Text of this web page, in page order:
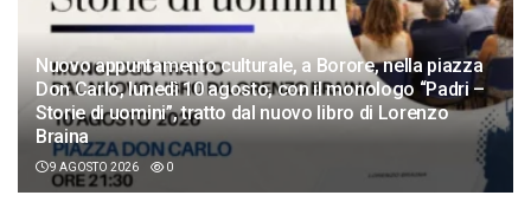
Nuovo appuntamento culturale, a Borore, nella piazza
Don Carlo, lunedì 10 agosto, con il monologo “Padri –
Storie di uomini”, tratto dal nuovo libro di Lorenzo
Braina
9 AGOSTO 2026 0